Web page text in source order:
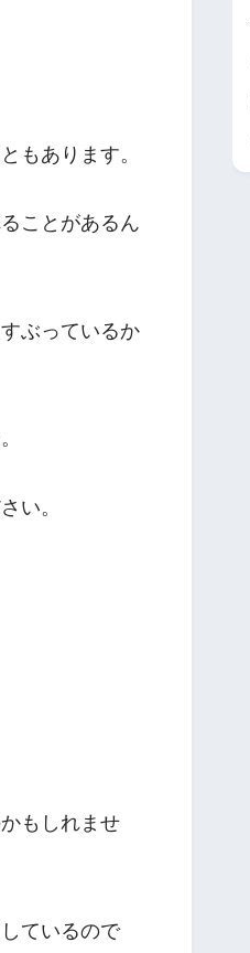
もあります。
ことがあるん
ぶっているか
い。
もしれませ
ているので